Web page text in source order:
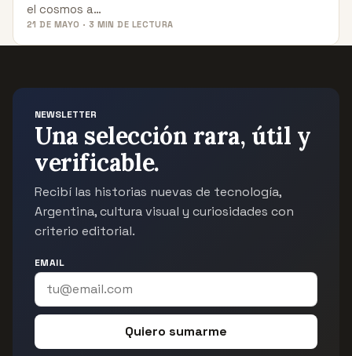
el cosmos a…
21 DE MAYO · 3 MIN DE LECTURA
NEWSLETTER
Una selección rara, útil y
verificable.
Recibí las historias nuevas de tecnología,
Argentina, cultura visual y curiosidades con
criterio editorial.
EMAIL
Quiero sumarme